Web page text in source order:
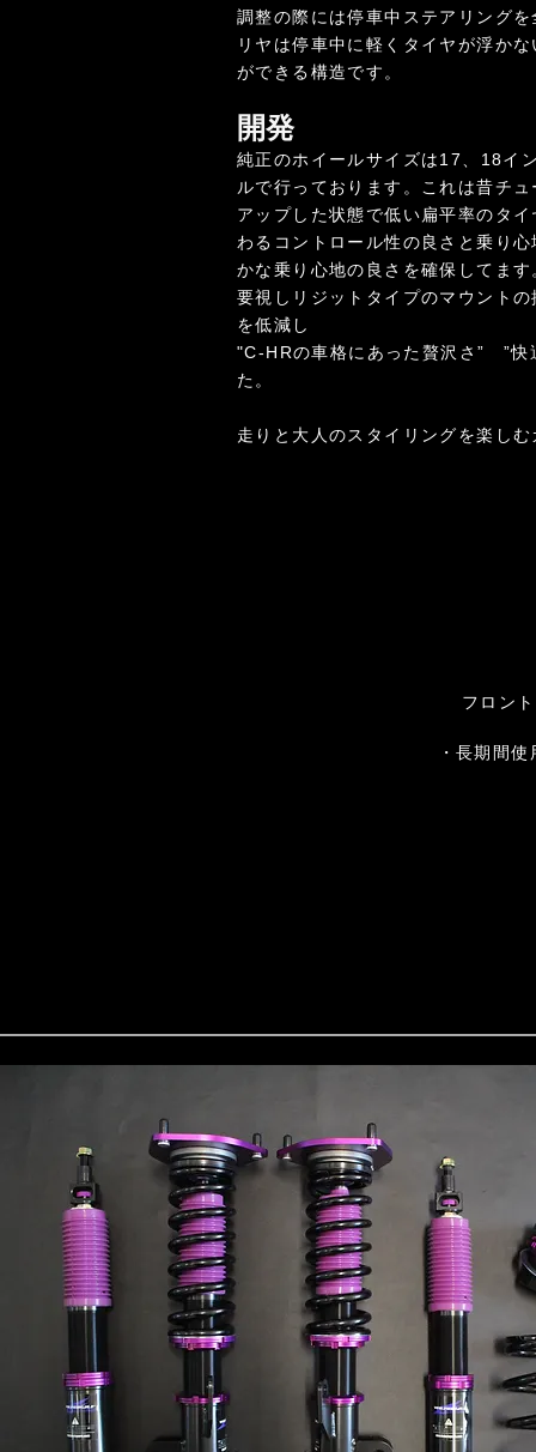
調整の際には停車中ステアリング
リヤは停車中に軽くタイヤが浮か
ができる構造です。
開発
純正のホイールサイズは17 、18イ
ルで行っております。これは昔チ
アップした状態で低い扁平率の タ
わるコントロール性の良さと乗り
かな乗り心地の良さを確保してま
要視しリジットタイプのマウント
を低減し
"C-HRの車格にあった贅沢さ” ”
た。
走りと大人のスタイリングを楽し
フロン
・長期間